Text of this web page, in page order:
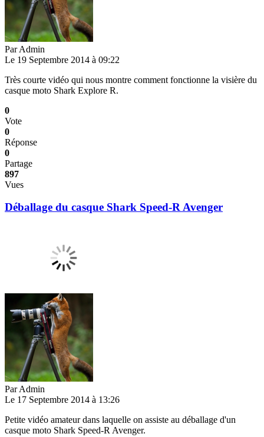
ParAdmin
Le 19 Septembre 2014 à 09:22
Très courte vidéo qui nous montre comment fonctionne la visière du
casque moto Shark Explore R.
0
Vote
0
Réponse
0
Partage
897
Vues
Déballage du casque Shark Speed-R Avenger
ParAdmin
Le 17 Septembre 2014 à 13:26
Petite vidéo amateur dans laquelle on assiste au déballage d'un
casque moto Shark Speed-R Avenger.